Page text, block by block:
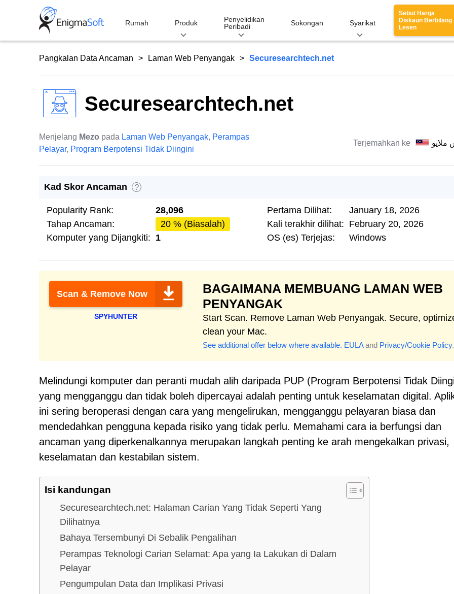
Rumah Produk
Penyelidikan
Peribadi
Sokongan Syarikat
Sebut Harga
Diskaun Berbilang
Lesen
Pangkalan Data Ancaman Laman Web Penyangak Securesearchtech.net
Securesearchtech.net
Menjelang Mezo pada Laman Web Penyangak, Perampas
Pelayar, Program Berpotensi Tidak Diingini
Terjemahkan ke ملايو
Kad Skor Ancaman ?
Popularity Rank:
28,096
Tahap Ancaman:
20 % (Biasalah)
Komputer yang Dijangkiti: 1
Pertama Dilihat:
January 18, 2026
Kali terakhir dilihat: February 20, 2026
OS (es) Terjejas:
Windows
Scan & Remove Now
SPYHUNTER
BAGAIMANA MEMBUANG LAMAN WEB
PENYANGAK
Start Scan. Remove Laman Web Penyangak. Secure,
clean your Mac.
See additional offer below where available. EULAand Privacy/Cookie Policy.
Melindungi komputer dan peranti mudah alih daripada PUP (Program Berpotensi Tidak
yang mengganggu dan tidak boleh dipercayai adalah penting untuk keselamatan digital.
ini sering beroperasi dengan cara yang mengelirukan, mengganggu pelayaran biasa dan
mendedahkan pengguna kepada risiko yang tidak perlu. Memahami cara ia berfungsi dan
ancaman yang diperkenalkannya merupakan langkah penting ke arah mengekalkan privasi,
keselamatan dan kestabilan sistem.
Isi kandungan
Securesearchtech.net: Halaman Carian Yang Tidak Seperti Yang
Dilihatnya
Bahaya Tersembunyi Di Sebalik Pengalihan
Perampas Teknologi Carian Selamat: Apa yang Ia Lakukan di Dalam
Pelayar
Pengumpulan Data dan Implikasi Privasi